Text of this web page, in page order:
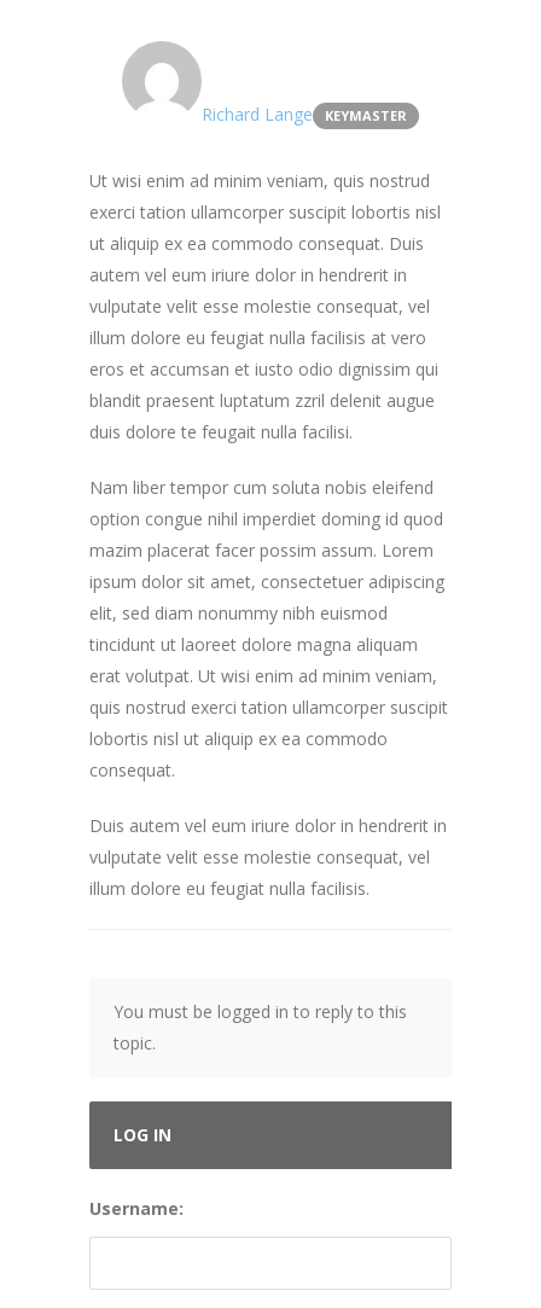
Richard Lange KEYMASTER
Ut wisi enim ad minim veniam, quis nostrud
exerci tation ullamcorper suscipit lobortis nisl
ut aliquip ex ea commodo consequat. Duis
autem vel eum iriure dolor in hendrerit in
vulputate velit esse molestie consequat, vel
illum dolore eu feugiat nulla facilisis at vero
eros et accumsan et iusto odio dignissim qui
blandit praesent luptatum zzril delenit augue
duis dolore te feugait nulla facilisi.
Nam liber tempor cum soluta nobis eleifend
option congue nihil imperdiet doming id quod
mazim placerat facer possim assum. Lorem
ipsum dolor sit amet, consectetuer adipiscing
elit, sed diam nonummy nibh euismod
tincidunt ut laoreet dolore magna aliquam
erat volutpat. Ut wisi enim ad minim veniam,
quis nostrud exerci tation ullamcorper suscipit
lobortis nisl ut aliquip ex ea commodo
consequat.
Duis autem vel eum iriure dolor in hendrerit in
vulputate velit esse molestie consequat, vel
illum dolore eu feugiat nulla facilisis.
You must be logged in to reply to this
topic.
LOG IN
Username: